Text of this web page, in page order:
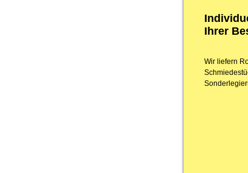
Ihrer
Wir liefern